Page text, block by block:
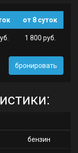
от 8 суток
1 800 руб.
бронировать
бензин